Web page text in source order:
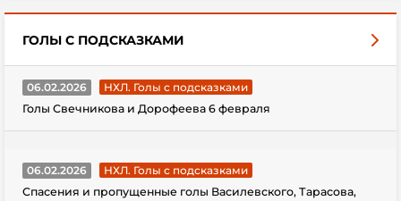
ГОЛЫ С ПОДСКАЗКАМИ
06.02.2026
НХЛ. Голы с подсказками
Голы Свечникова и Дорофеева 6 февраля
06.02.2026
НХЛ. Голы с подсказками
Спасения и пропущенные голы Василевского, Тарасова,